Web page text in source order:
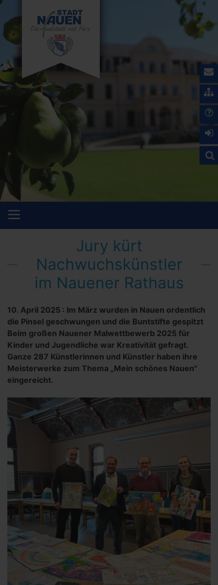
Jury kürt
Nachwuchskünstler
im Nauener Rathaus
10. April 2025 : Im März wurden in Nauen ordentlich
die Pinsel geschwungen und die Buntstifte gespitzt
Beim großen Nauener Malwettbewerb 2025 für
Kinder und Jugendliche war Kreativität gefragt.
Ganze 287 Künstlerinnen und Künstler haben ihre
Meisterwerke zum Thema „Mein schönes Nauen"
eingereicht.